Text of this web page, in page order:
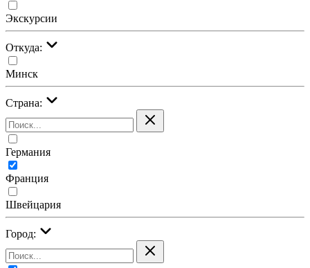
Экскурсии
Откуда:
Минск
Страна:
Германия
Франция
Швейцария
Город: